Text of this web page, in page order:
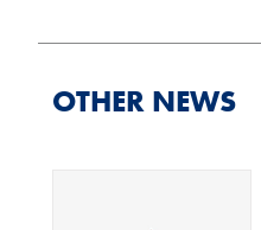
OTHER NEWS